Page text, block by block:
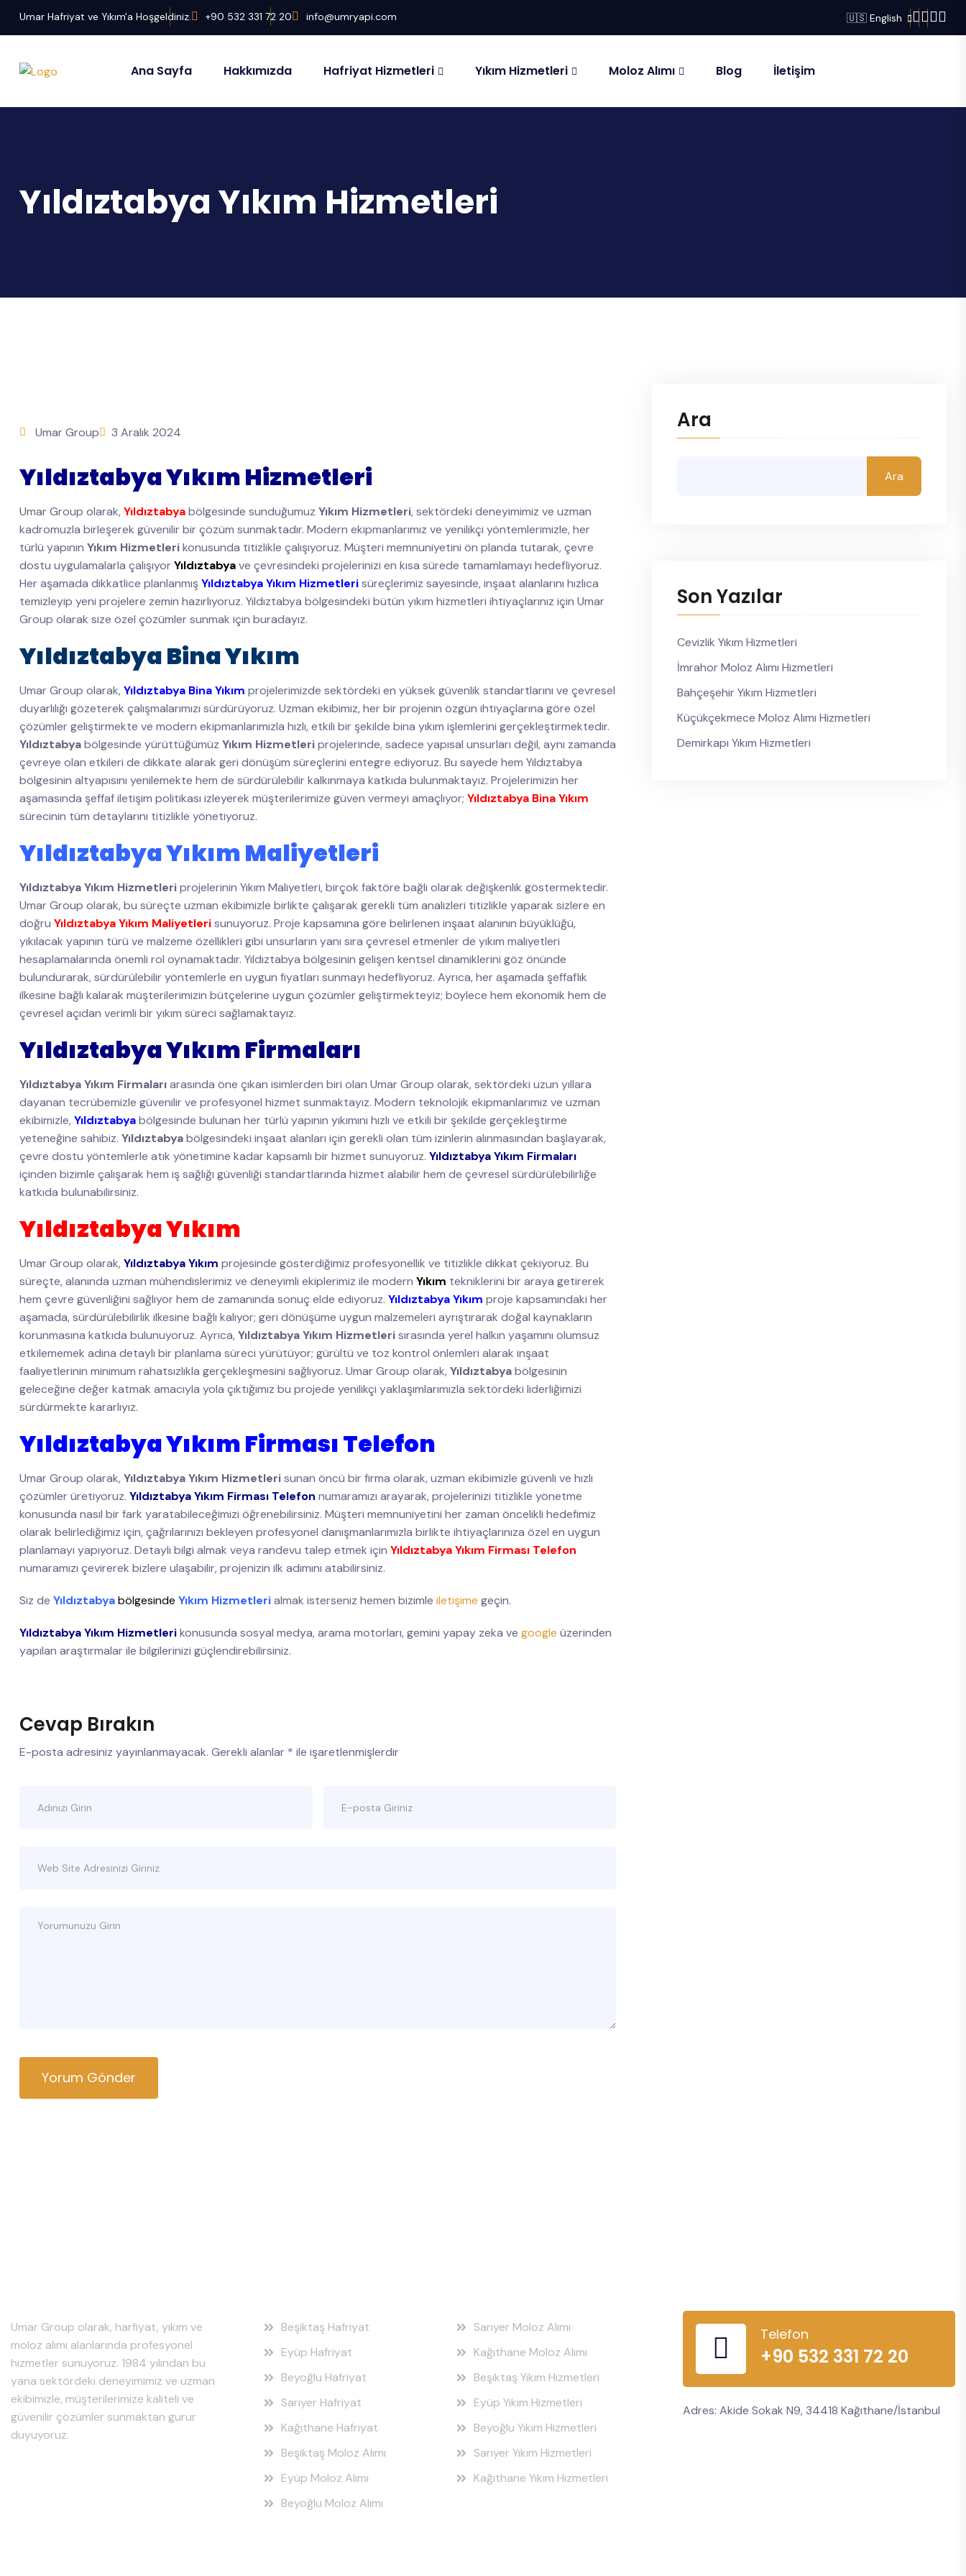
Umar Hafriyat ve Yıkım'a Hoşgeldiniz. +90 532 331 72 20 info@umryapi.com 🇺🇸 English
Ana Sayfa Hakkımızda Hafriyat Hizmetleri Yıkım Hizmetleri Moloz Alımı Blog İletişim
Yıldıztabya Yıkım Hizmetleri
Umar Group 3 Aralık 2024
Yıldıztabya Yıkım Hizmetleri
Umar Group olarak, Yıldıztabyabölgesinde sunduğumuz Yıkım Hizmetleri, sektördeki deneyimimiz ve uzman
kadromuzla birleşerek güvenilir bir çözüm sunmaktadır. Modern ekipmanlarımız ve yenilikçi yöntemlerimizle, her
türlü yapının Yıkım Hizmetlerikonusunda titizlikle çalışıyoruz. Müşteri memnuniyetini ön planda tutarak, çevre
dostu uygulamalarla çalışıyorYıldıztabyave çevresindeki projelerinizi en kısa sürede tamamlamayı hedefliyoruz.
Her aşamada dikkatlice planlanmışYıldıztabya Yıkım Hizmetlerisüreçlerimiz sayesinde, inşaat alanlarını hızlıca
temizleyip yeni projelere zemin hazırlıyoruz. Yıldıztabya bölgesindeki bütün yıkım hizmetleri ihtiyaçlarınız için Umar
Group olarak size özel çözümler sunmak için buradayız.
Yıldıztabya Bina Yıkım
Umar Group olarak, Yıldıztabya Bina Yıkım projelerimizde sektördeki en yüksek güvenlik standartlarını ve çevresel
duyarlılığı gözeterek çalışmalarımızı sürdürüyoruz. Uzman ekibimiz, her bir projenin özgün ihtiyaçlarına göre özel
çözümler geliştirmekte ve modern ekipmanlarımızla hızlı, etkili bir şekilde bina yıkım işlemlerini gerçekleştirmektedir.
Yıldıztabyabölgesinde yürüttüğümüz Yıkım Hizmetleriprojelerinde, sadece yapısal unsurları değil, aynı zamanda
çevreye olan etkileri de dikkate alarak geri dönüşüm süreçlerini entegre ediyoruz. Bu sayede hem Yıldıztabya
bölgesinin altyapısını yenilemekte hem de sürdürülebilir kalkınmaya katkıda bulunmaktayız. Projelerimizin her
aşamasında şeffaf iletişim politikası izleyerek müşterilerimize güven vermeyi amaçlıyor; Yıldıztabya Bina Yıkım
sürecinin tüm detaylarını titizlikle yönetiyoruz.
Yıldıztabya Yıkım Maliyetleri
Yıldıztabya Yıkım Hizmetleriprojelerinin Yıkım Maliyetleri, birçok faktöre bağlı olarak değişkenlik göstermektedir.
Umar Group olarak, bu süreçte uzman ekibimizle birlikte çalışarak gerekli tüm analizleri titizlikle yaparak sizlere en
doğru Yıldıztabya Yıkım Maliyetlerisunuyoruz. Proje kapsamına göre belirlenen inşaat alanının büyüklüğü,
yıkılacak yapının türü ve malzeme özellikleri gibi unsurların yanı sıra çevresel etmenler de yıkım maliyetleri
hesaplamalarında önemli rol oynamaktadır. Yıldıztabya bölgesinin gelişen kentsel dinamiklerini göz önünde
bulundurarak, sürdürülebilir yöntemlerle en uygun fiyatları sunmayı hedefliyoruz. Ayrıca, her aşamada şeffaflık
ilkesine bağlı kalarak müşterilerimizin bütçelerine uygun çözümler geliştirmekteyiz; böylece hem ekonomik hem de
çevresel açıdan verimli bir yıkım süreci sağlamaktayız.
Yıldıztabya Yıkım Firmaları
Yıldıztabya Yıkım Firmalarıarasında öne çıkan isimlerden biri olan Umar Group olarak, sektördeki uzun yıllara
dayanan tecrübemizle güvenilir ve profesyonel hizmet sunmaktayız. Modern teknolojik ekipmanlarımız ve uzman
ekibimizle, Yıldıztabyabölgesinde bulunan her türlü yapının yıkımını hızlı ve etkili bir şekilde gerçekleştirme
yeteneğine sahibiz. Yıldıztabyabölgesindeki inşaat alanları için gerekli olan tüm izinlerin alınmasından başlayarak,
çevre dostu yöntemlerle atık yönetimine kadar kapsamlı bir hizmet sunuyoruz. Yıldıztabya Yıkım Firmaları
içinden bizimle çalışarak hem iş sağlığı güvenliği standartlarında hizmet alabilir hem de çevresel sürdürülebilirliğe
katkıda bulunabilirsiniz.
Yıldıztabya Yıkım
Umar Group olarak, Yıldıztabya Yıkım projesinde gösterdiğimiz profesyonellik ve titizlikle dikkat çekiyoruz. Bu
süreçte, alanında uzman mühendislerimiz ve deneyimli ekiplerimiz ile modern Yıkım tekniklerini bir araya getirerek
hem çevre güvenliğini sağlıyor hem de zamanında sonuç elde ediyoruz. Yıldıztabya Yıkım proje kapsamındaki her
aşamada, sürdürülebilirlik ilkesine bağlı kalıyor; geri dönüşüme uygun malzemeleri ayrıştırarak doğal kaynakların
korunmasına katkıda bulunuyoruz. Ayrıca, Yıldıztabya Yıkım Hizmetlerisırasında yerel halkın yaşamını olumsuz
etkilememek adına detaylı bir planlama süreci yürütüyor; gürültü ve toz kontrol önlemleri alarak inşaat
faaliyetlerinin minimum rahatsızlıkla gerçekleşmesini sağlıyoruz. Umar Group olarak, Yıldıztabyabölgesinin
geleceğine değer katmak amacıyla yola çıktığımız bu projede yenilikçi yaklaşımlarımızla sektördeki liderliğimizi
sürdürmekte kararlıyız.
Yıldıztabya Yıkım Firması Telefon
Umar Group olarak, Yıldıztabya Yıkım Hizmetlerisunan öncü bir firma olarak, uzman ekibimizle güvenli ve hızlı
çözümler üretiyoruz. Yıldıztabya Yıkım Firması Telefon numaramızı arayarak, projelerinizi titizlikle yönetme
konusunda nasıl bir fark yaratabileceğimizi öğrenebilirsiniz. Müşteri memnuniyetini her zaman öncelikli hedefimiz
olarak belirlediğimiz için, çağrılarınızı bekleyen profesyonel danışmanlarımızla birlikte ihtiyaçlarınıza özel en uygun
planlamayı yapıyoruz. Detaylı bilgi almak veya randevu talep etmek için Yıldıztabya Yıkım Firması Telefon
numaramızı çevirerek bizlere ulaşabilir, projenizin ilk adımını atabilirsiniz.
Siz de Yıldıztabyabölgesinde Yıkım Hizmetlerialmak isterseniz hemen bizimle iletişime geçin.
Yıldıztabya Yıkım Hizmetlerikonusunda sosyal medya, arama motorları, gemini yapay zeka ve google üzerinden
yapılan araştırmalar ile bilgilerinizi güçlendirebilirsiniz.
Cevap Bırakın
E-posta adresiniz yayınlanmayacak. Gerekli alanlar * ile işaretlenmişlerdir
Yorum Gönder
Ara
Ara
Son Yazılar
Cevizlik Yıkım Hizmetleri
İmrahor Moloz Alımı Hizmetleri
Bahçeşehir Yıkım Hizmetleri
Küçükçekmece Moloz Alımı Hizmetleri
Demirkapı Yıkım Hizmetleri
Umar Group olarak, harfiyat, yıkım ve
moloz alımı alanlarında profesyonel
hizmetler sunuyoruz. 1984 yılından bu
yana sektördeki deneyimimiz ve uzman
ekibimizle, müşterilerimize kaliteli ve
güvenilir çözümler sunmaktan gurur
duyuyoruz.
Beşiktaş Hafriyat
Eyüp Hafriyat
Beyoğlu Hafriyat
Sarıyer Hafriyat
Kağıthane Hafriyat
Beşiktaş Moloz Alımı
Eyüp Moloz Alımı
Beyoğlu Moloz Alımı
Sarıyer Moloz Alımı
Kağıthane Moloz Alımı
Beşiktaş Yıkım Hizmetleri
Eyüp Yıkım Hizmetleri
Beyoğlu Yıkım Hizmetleri
Sarıyer Yıkım Hizmetleri
Kağıthane Yıkım Hizmetleri
Telefon
+90 532 331 72 20
Adres: Akide Sokak N9, 34418 Kağıthane/İstanbul